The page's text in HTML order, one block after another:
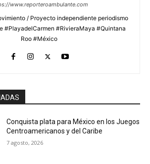
www.reporteroambulante.com
/ Proyecto independiente periodismo
#PlayadelCarmen #RivieraMaya #Quintana
Roo #México
Conquista plata para México en los Juegos
Centroamericanos y del Caribe
7 agosto, 2026